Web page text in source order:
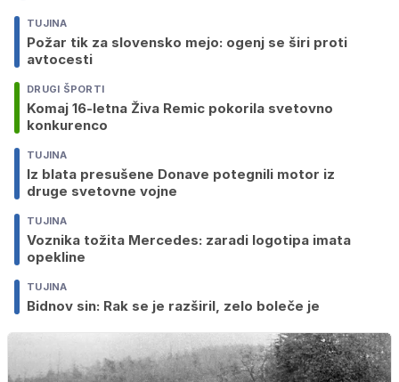
TUJINA
Požar tik za slovensko mejo: ogenj se širi proti
avtocesti
DRUGI ŠPORTI
Komaj 16-letna Živa Remic pokorila svetovno
konkurenco
TUJINA
Iz blata presušene Donave potegnili motor iz
druge svetovne vojne
TUJINA
Voznika tožita Mercedes: zaradi logotipa imata
opekline
TUJINA
Bidnov sin: Rak se je razširil, zelo boleče je